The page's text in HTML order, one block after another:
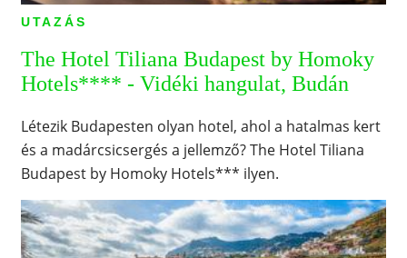
UTAZÁS
The Hotel Tiliana Budapest by Homoky
Hotels**** - Vidéki hangulat, Budán
Létezik Budapesten olyan hotel, ahol a hatalmas kert
és a madárcsicsergés a jellemző? The Hotel Tiliana
Budapest by Homoky Hotels*** ilyen.